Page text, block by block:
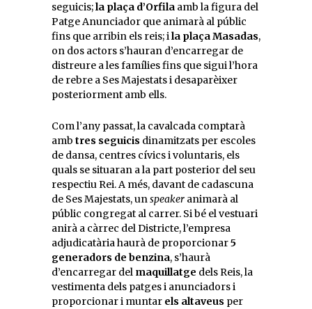
seguicis;la plaça d’Orfila amb la figura del
Patge Anunciador que animarà al públic
fins que arribin els reis; ila plaça Masadas,
on dos actors s’hauran d’encarregar de
distreure a les famílies fins que sigui l’hora
de rebre a Ses Majestats i desaparèixer
posteriorment amb ells.
Com l’any passat, la cavalcada comptarà
amb tres seguicis dinamitzats per escoles
de dansa, centres cívics i voluntaris, els
quals se situaran a la part posterior del seu
respectiu Rei. A més, davant de cadascuna
de Ses Majestats, unspeaker animarà al
públic congregat al carrer. Si bé el vestuari
anirà a càrrec del Districte, l’empresa
adjudicatària haurà de proporcionar5
generadors de benzina, s’haurà
d’encarregar del maquillatge dels Reis, la
vestimenta dels patges i anunciadors i
proporcionar i muntar els altaveus per